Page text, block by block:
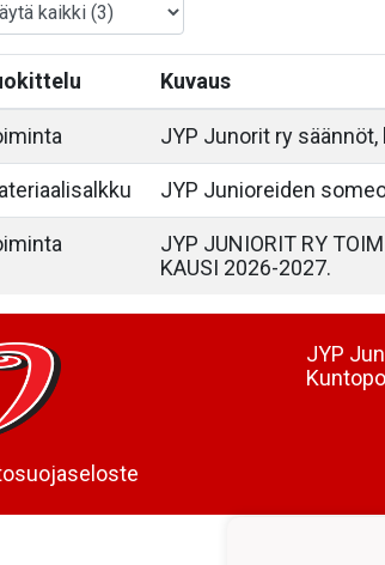
Kuvaus
JYP Junorit ry
JYP Junioreiden
JYP JUNIORIT RY
KAUSI 2026-2027.
JYP